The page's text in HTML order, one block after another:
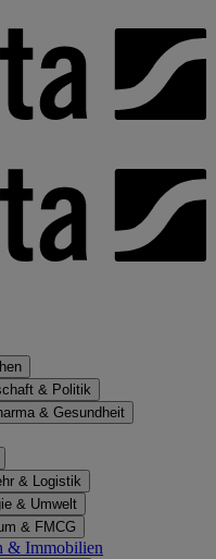
& Politik
& Gesundheit
& Logistik
& Umwelt
& FMCG
& Immobilien